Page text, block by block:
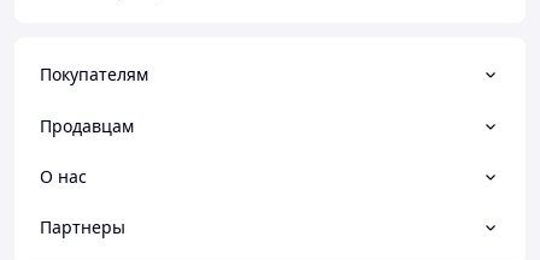
Покупателям
Продавцам
О нас
Партнеры